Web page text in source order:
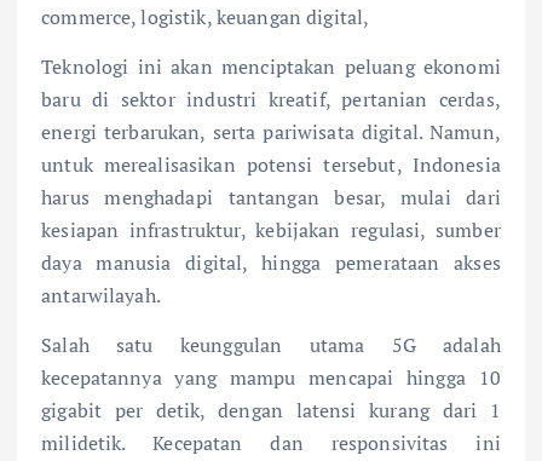
commerce, logistik, keuangan digital,
Teknologi ini akan menciptakan peluang ekonomi
baru di sektor industri kreatif, pertanian cerdas,
energi terbarukan, serta pariwisata digital. Namun,
untuk merealisasikan potensi tersebut, Indonesia
harus menghadapi tantangan besar, mulai dari
kesiapan infrastruktur, kebijakan regulasi, sumber
daya manusia digital, hingga pemerataan akses
antarwilayah.
Salah satu keunggulan utama 5G adalah
kecepatannya yang mampu mencapai hingga 10
gigabit per detik, dengan latensi kurang dari 1
milidetik. Kecepatan dan responsivitas ini